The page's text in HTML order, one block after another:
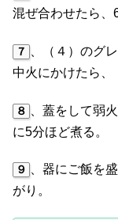
混ぜ合わせたら、
７ 、（４）のグ
中火にかけたら、
８ 、蓋をして弱
に5分ほど煮る。
９ 、器にご飯を
がり。